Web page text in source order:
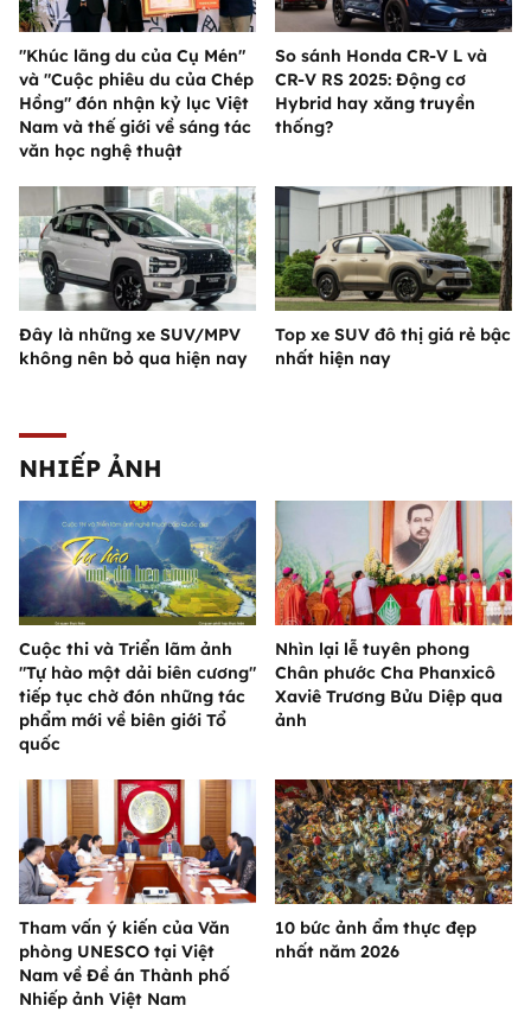
"Khúc lãng du của Cụ Mén"
và "Cuộc phiêu du của Chép
Hồng" đón nhận kỷ lục Việt
Nam và thế giới về sáng tác
văn học nghệ thuật
So sánh Honda CR-V L và
CR-V RS 2025: Động cơ
Hybrid hay xăng truyền
thống?
Đây là những xe SUV/MPV
không nên bỏ qua hiện nay
Top xe SUV đô thị giá rẻ bậc
nhất hiện nay
NHIẾP ẢNH
Cuộc thi và Triển lãm ảnh
"Tự hào một dải biên cương"
tiếp tục chờ đón những tác
phẩm mới về biên giới Tổ
quốc
Nhìn lại lễ tuyên phong
Chân phước Cha Phanxicô
Xaviê Trương Bửu Diệp qua
ảnh
Tham vấn ý kiến của Văn
phòng UNESCO tại Việt
Nam về Đề án Thành phố
Nhiếp ảnh Việt Nam
10 bức ảnh ẩm thực đẹp
nhất năm 2026